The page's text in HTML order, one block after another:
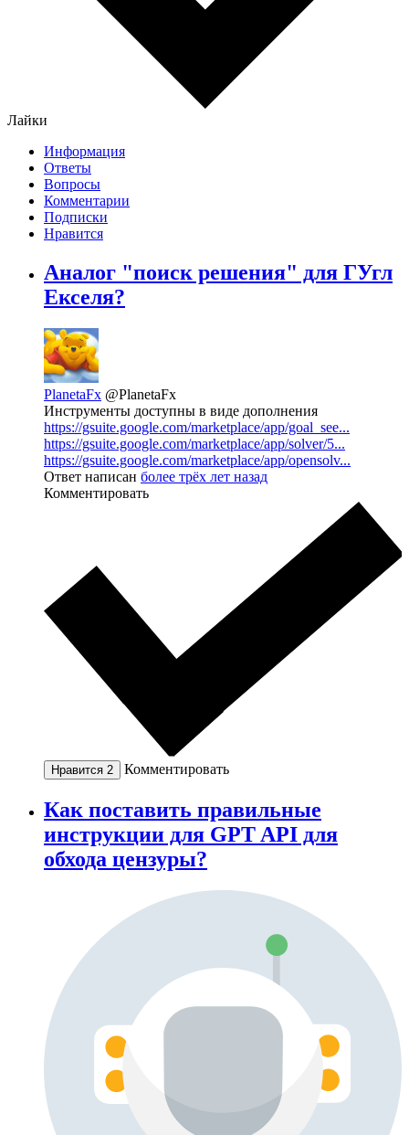
Лайки
Информация
Ответы
Вопросы
Комментарии
Подписки
Нравится
Аналог "поиск решения" для ГУгл
Екселя?
PlanetaFx @PlanetaFx
Инструменты доступны в виде дополнения
https://gsuite.google.com/marketplace/app/goal_see...
https://gsuite.google.com/marketplace/app/solver/5...
https://gsuite.google.com/marketplace/app/opensolv...
Ответ написан более трёх лет назад
Комментировать
Нравится 2 Комментировать
Как поставить правильные
инструкции для GPT API для
обхода цензуры?